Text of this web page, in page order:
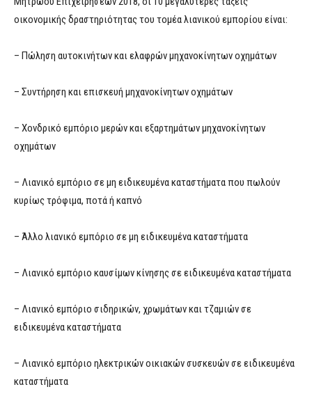
οικονομικής δραστηριότητας του τομέα λιανικού εμπορίου είναι:
– Πώληση αυτοκινήτων και ελαφρών μηχανοκίνητων οχημάτων
– Συντήρηση και επισκευή μηχανοκίνητων οχημάτων
– Χονδρικό εμπόριο μερών και εξαρτημάτων μηχανοκίνητων
οχημάτων
– Λιανικό εμπόριο σε μη ειδικευμένα καταστήματα που πωλούν
κυρίως τρόφιμα, ποτά ή καπνό
– Άλλο λιανικό εμπόριο σε μη ειδικευμένα καταστήματα
– Λιανικό εμπόριο καυσίμων κίνησης σε ειδικευμένα καταστήματα
– Λιανικό εμπόριο σιδηρικών, χρωμάτων και τζαμιών σε
ειδικευμένα καταστήματα
– Λιανικό εμπόριο ηλεκτρικών οικιακών συσκευών σε ειδικευμένα
καταστήματα